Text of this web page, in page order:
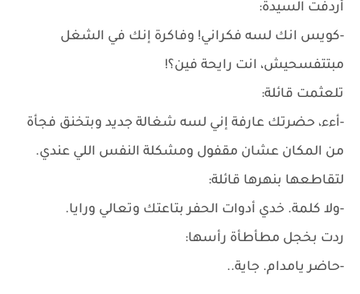
أردفت السيدة:
-كويس انك لسه فكراني! وفاكرة إنك في الشغل
مبتتفسحيش، انت رايحة فين؟!
تلعثمت قائلة:
-أءء، حضرتك عارفة إني لسه شغالة جديد وبتخنق فجأة
من المكان عشان مقفول ومشكلة النفس اللي عندي.
لتقاطعها بنهرها قائلة:
-ولا كلمة. خدي أدوات الحفر بتاعتك وتعالي ورايا.
ردت بخجل مطأطأة رأسها:
-حاضر يامدام. جاية..